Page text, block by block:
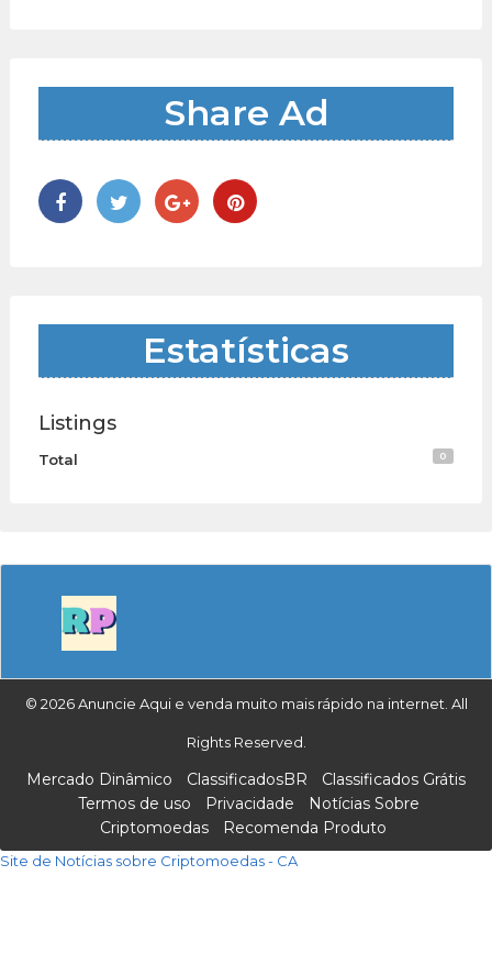
Share Ad
Estatísticas
Listings
Total 0
© 2026 Anuncie Aqui e venda muito mais rápido na internet. All
Rights Reserved.
Mercado Dinâmico ClassificadosBR
Classificados Grátis
Termos de uso
Privacidade
Notícias Sobre
Criptomoedas
Recomenda Produto
Site de Notícias sobre Criptomoedas - CA